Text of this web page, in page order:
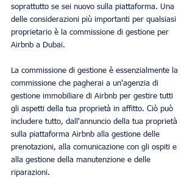
soprattutto se sei nuovo sulla piattaforma. Una
delle considerazioni più importanti per qualsiasi
proprietario è la commissione di gestione per
Airbnb a Dubai.
La commissione di gestione è essenzialmente la
commissione che pagherai a un'agenzia di
gestione immobiliare di Airbnb per gestire tutti
gli aspetti della tua proprietà in affitto. Ciò può
includere tutto, dall'annuncio della tua proprietà
sulla piattaforma Airbnb alla gestione delle
prenotazioni, alla comunicazione con gli ospiti e
alla gestione della manutenzione e delle
riparazioni.